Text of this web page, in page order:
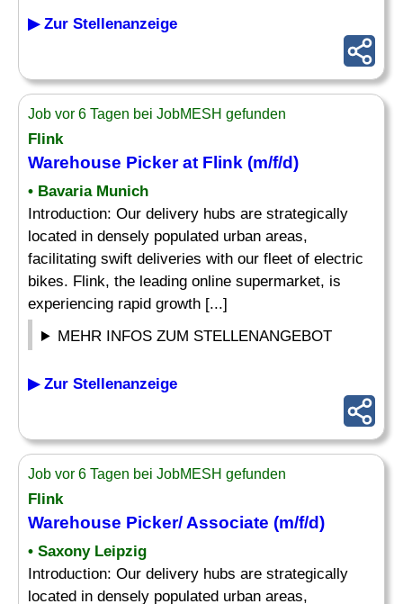
▶ Zur Stellenanzeige
Job vor 6 Tagen bei JobMESH gefunden
Flink
Warehouse Pickerat Flink (m/f/d)
• Bavaria Munich
Introduction: Our delivery hubs are strategically
located in densely populated urban areas,
facilitating swift deliveries with our fleet of electric
bikes. Flink, the leading online supermarket, is
experiencing rapid growth [...]
MEHR INFOS ZUM STELLENANGEBOT
▶ Zur Stellenanzeige
Job vor 6 Tagen bei JobMESH gefunden
Flink
Warehouse Picker/ Associate (m/f/d)
• Saxony Leipzig
Introduction: Our delivery hubs are strategically
located in densely populated urban areas,